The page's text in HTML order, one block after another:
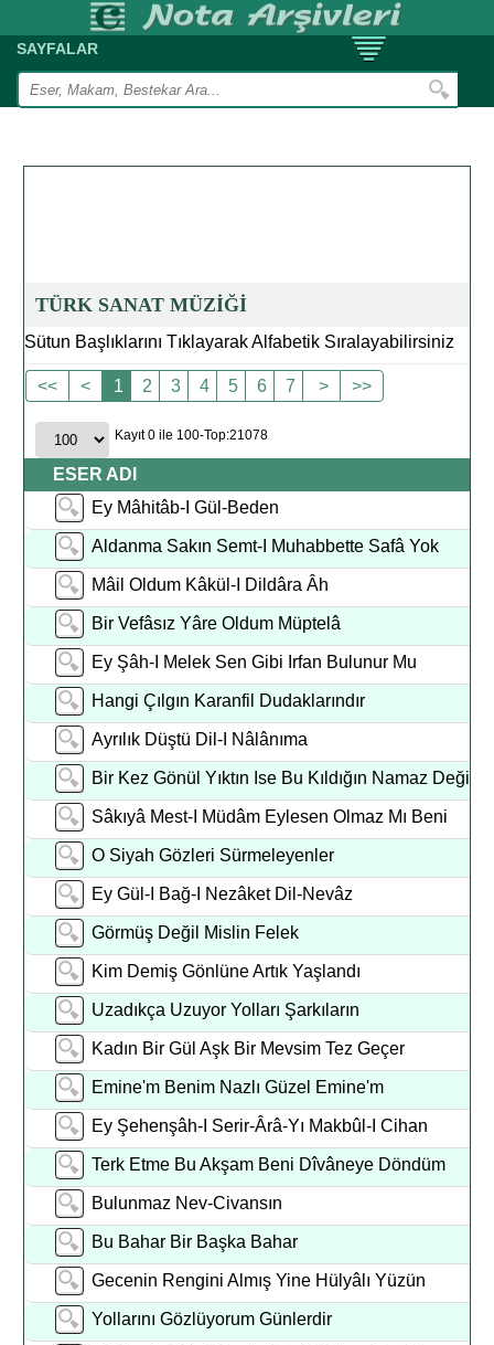
SAYFALAR
TÜRK SANAT MÜZİĞİ
Sütun Başlıklarını Tıklayarak Alfabetik Sıralayabilirsiniz
<< < 1 2 3 4 5 6 7 > >>
Kayıt 0 ile 100-Top:21078
ESER ADI
Ey Mâhitâb-I Gül-Beden
Aldanma Sakın Semt-I Muhabbette Safâ Yok
Mâil Oldum Kâkül-I Dildâra Âh
Bir Vefâsız Yâre Oldum Müptelâ
Ey Şâh-I Melek Sen Gibi Irfan Bulunur Mu
Hangi Çılgın Karanfil Dudaklarındır
Ayrılık Düştü Dil-I Nâlânıma
Bir Kez Gönül Yıktın Ise Bu Kıldığın Namaz Değil
Sâkıyâ Mest-I Müdâm Eylesen Olmaz Mı Beni
O Siyah Gözleri Sürmeleyenler
Ey Gül-I Bağ-I Nezâket Dil-Nevâz
Görmüş Değil Mislin Felek
Kim Demiş Gönlüne Artık Yaşlandı
Uzadıkça Uzuyor Yolları Şarkıların
Kadın Bir Gül Aşk Bir Mevsim Tez Geçer
Emine'm Benim Nazlı Güzel Emine'm
Ey Şehenşâh-I Serir-Ârâ-Yı Makbûl-I Cihan
Terk Etme Bu Akşam Beni Dîvâneye Döndüm
Bulunmaz Nev-Civansın
Bu Bahar Bir Başka Bahar
Gecenin Rengini Almış Yine Hülyâlı Yüzün
Yollarını Gözlüyorum Günlerdir